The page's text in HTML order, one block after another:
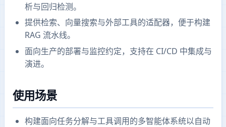
析与回归检测。
提供检索、向量搜索与外部工具的适配器，便于构建
RAG 流水线。
面向生产的部署与监控约定，支持在 CI/CD 中集成与
演进。
使用场景
构建面向任务分解与工具调用的多智能体系统以自动